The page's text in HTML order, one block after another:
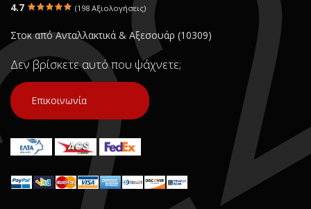
4.7 (198 Αξιολογήσεις)
Στοκ από Ανταλλακτικά & Αξεσουάρ (10309)
Δεν βρίσκετε αυτό που ψάχνετε;
Επικοινωνία